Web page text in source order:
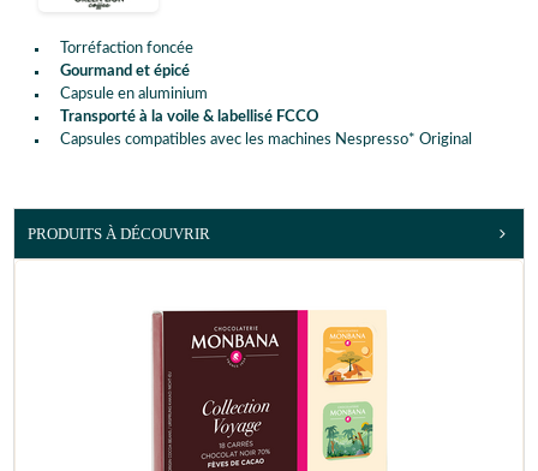
Torréfaction foncée
Gourmand et épicé
Capsule en aluminium
Transporté à la voile & labellisé FCCO
Capsules compatibles avec les machines Nespresso* Original
PRODUITS À DÉCOUVRIR